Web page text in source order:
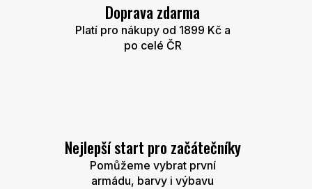
Doprava zdarma
Platí pro nákupy od 1899 Kč a
po celé ČR
Nejlepší start pro začátečníky
Pomůžeme vybrat první
armádu, barvy i výbavu